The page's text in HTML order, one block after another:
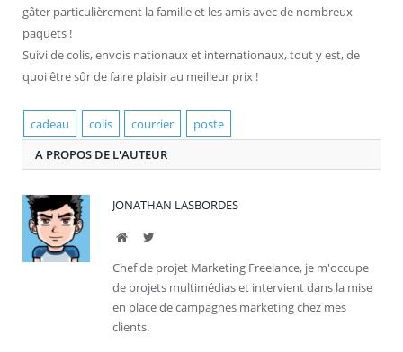
gâter particulièrement la famille et les amis avec de nombreux
paquets !
Suivi de colis, envois nationaux et internationaux, tout y est, de
quoi être sûr de faire plaisir au meilleur prix !
cadeau colis courrier
poste
A PROPOS DE L'AUTEUR
JONATHAN LASBORDES
Site Twitter
Chef de projet Marketing Freelance, je m'occupe
de projets multimédias et intervient dans la mise
en place de campagnes marketing chez mes
clients.